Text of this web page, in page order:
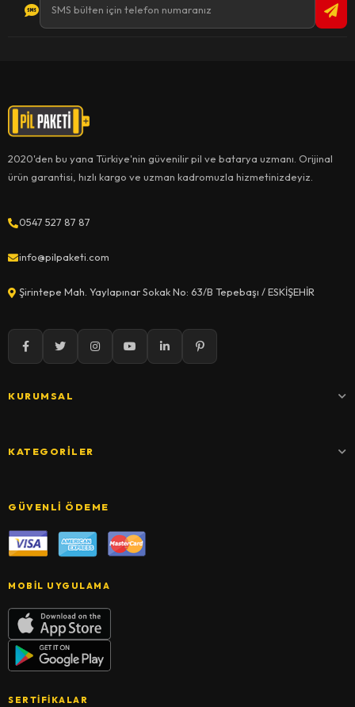
2020'den bu yana Türkiye'nin güvenilir pil ve batarya uzmanı. Orijinal
ürün garantisi, hızlı kargo ve uzman kadromuzla hizmetinizdeyiz.
0547 527 87 87
info@pilpaketi.com
Şirintepe Mah. Yaylapınar Sokak No: 63/B Tepebaşı / ESKİŞEHİR
KURUMSAL
KATEGORILER
GÜVENLI ÖDEME
MOBIL UYGULAMA
SERTIFIKALAR